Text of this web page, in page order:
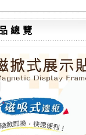
本公司保有是否接單出
服人員跟您確認訂單
本公司保有是否接單出
份上游供應商已採取
本公司保有是否接單出
跟客服人員確認最新
本公司保有是否接單出
服人員跟您確認訂單
本公司保有是否接單出
總覽